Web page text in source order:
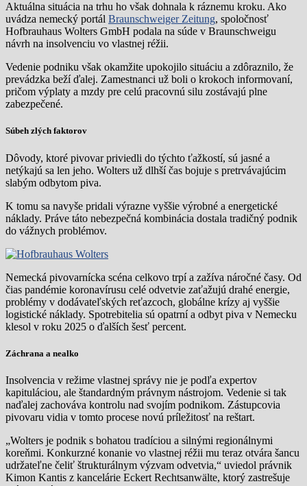
Aktuálna situácia na trhu ho však dohnala k ráznemu kroku. Ako
uvádza nemecký portál Braunschweiger Zeitung, spoločnosť
Hofbrauhaus Wolters GmbH podala na súde v Braunschweigu
návrh na insolvenciu vo vlastnej réžii.
Vedenie podniku však okamžite upokojilo situáciu a zdôraznilo, že
prevádzka beží ďalej. Zamestnanci už boli o krokoch informovaní,
pričom výplaty a mzdy pre celú pracovnú silu zostávajú plne
zabezpečené.
Súbeh zlých faktorov
Dôvody, ktoré pivovar priviedli do týchto ťažkostí, sú jasné a
netýkajú sa len jeho. Wolters už dlhší čas bojuje s pretrvávajúcim
slabým odbytom piva.
K tomu sa navyše pridali výrazne vyššie výrobné a energetické
náklady. Práve táto nebezpečná kombinácia dostala tradičný podnik
do vážnych problémov.
Nemecká pivovarnícka scéna celkovo trpí a zažíva náročné časy. Od
čias pandémie koronavírusu celé odvetvie zaťažujú drahé energie,
problémy v dodávateľských reťazcoch, globálne krízy aj vyššie
logistické náklady. Spotrebitelia sú opatrní a odbyt piva v Nemecku
klesol v roku 2025 o ďalších šesť percent.
Záchrana a nealko
Insolvencia v režime vlastnej správy nie je podľa expertov
kapituláciou, ale štandardným právnym nástrojom. Vedenie si tak
naďalej zachováva kontrolu nad svojím podnikom. Zástupcovia
pivovaru vidia v tomto procese novú príležitosť na reštart.
„Wolters je podnik s bohatou tradíciou a silnými regionálnymi
koreňmi. Konkurzné konanie vo vlastnej réžii mu teraz otvára šancu
udržateľne čeliť štrukturálnym výzvam odvetvia,“ uviedol právnik
Kimon Kantis z kancelárie Eckert Rechtsanwälte, ktorý zastrešuje